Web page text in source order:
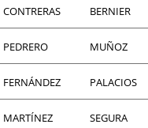
CONTRERAS BERNIER
PEDRERO MUÑOZ
FERNÁNDEZ PALACIOS
MARTÍNEZ SEGURA